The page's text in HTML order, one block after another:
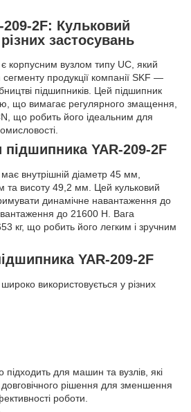
2F: Кульковий
застосувань
корпусним вузлом типу UC, який
продукції компанії SKF —
підшипників. Цей підшипник
що вимагає регулярного змащення,
що робить його ідеальним для
підшипника YAR-209-2F
внутрішній діаметр 45 мм,
та висоту 49,2 мм. Цей кульковий
динамічне навантаження до
до 21600 Н. Вага
кг, що робить його легким і зручним
YAR-209-2F
використовується у різних
для машин та вузлів, які
довговічного рішення для зменшення
роботи.